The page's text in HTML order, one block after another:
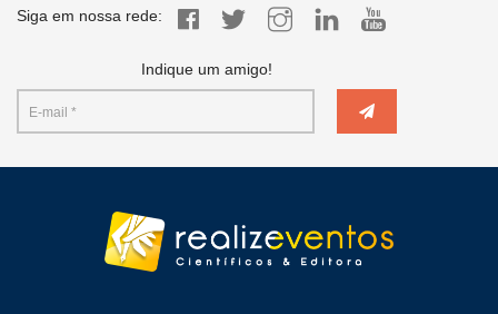
Siga em nossa rede:
Indique um amigo!